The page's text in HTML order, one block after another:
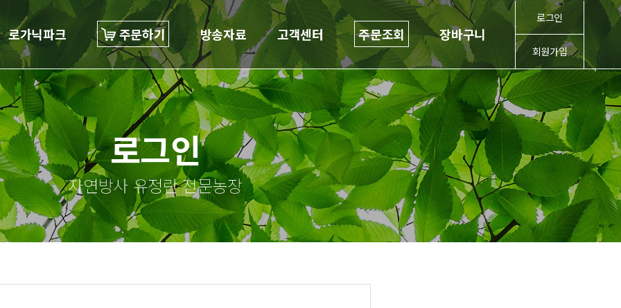
로가닉파크 주문하기 방송자료 고객센터 주문조회 장바구니
로그인
회원가입
로그인
자연방사 유정란 전문농장